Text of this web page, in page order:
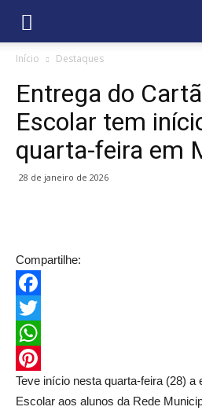
Início Destaques
Entrega do
Escolar tem
quarta-feira em
28 de janeiro de 2026
Compartilhe:
Facebook
Twitter
WhatsApp
Pinterest
Teve início nesta quarta-feira (28) a
Escolar aos alunos da Rede